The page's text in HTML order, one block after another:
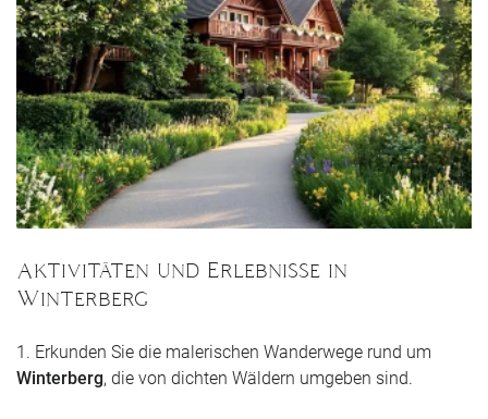
Aktivitäten und Erlebnisse in
Winterberg
1. Erkunden Sie die malerischen Wanderwege rund um
Winterberg, die von dichten Wäldern umgeben sind.